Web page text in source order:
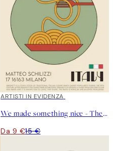
40%*
ARTISTI IN EVIDENZA
We made something nice - The Spaghetti Poster
Da 9 €15 €